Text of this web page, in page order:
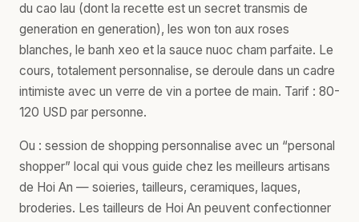
du cao lau (dont la recette est un secret transmis de
generation en generation), les won ton aux roses
blanches, le banh xeo et la sauce nuoc cham parfaite. Le
cours, totalement personnalise, se deroule dans un cadre
intimiste avec un verre de vin a portee de main. Tarif : 80-
120 USD par personne.
Ou : session de shopping personnalise avec un “personal
shopper” local qui vous guide chez les meilleurs artisans
de Hoi An — soieries, tailleurs, ceramiques, laques,
broderies. Les tailleurs de Hoi An peuvent confectionner